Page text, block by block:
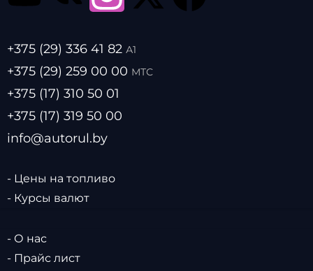
+375 (29) 336 41 82 А1
+375 (29) 259 00 00 МТС
+375 (17) 310 50 01
+375 (17) 319 50 00
info@autorul.by
- Цены на топливо
- Курсы валют
- О нас
- Прайс лист